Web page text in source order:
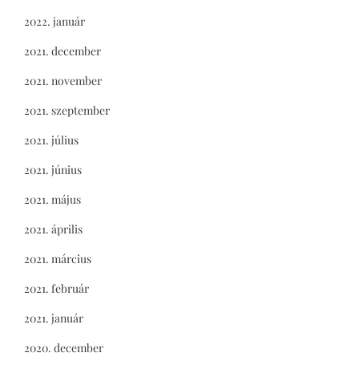
2022. január
2021. december
2021. november
2021. szeptember
2021. július
2021. június
2021. május
2021. április
2021. március
2021. február
2021. január
2020. december